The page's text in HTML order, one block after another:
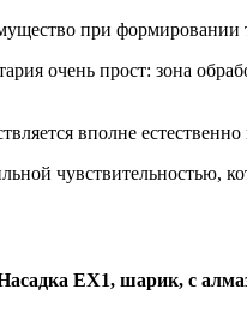
при формировании
очень прост: зона
вполне
чувствительностью,
EX1, шарик, с